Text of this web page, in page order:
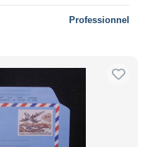
Professionnel